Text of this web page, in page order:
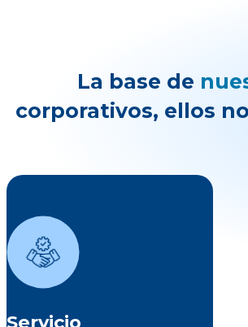
La base de
corporativos, ellos
Servicio
Asumimos con actitud y
el compromiso de
a los demás, brindando
nuestra ayuda de manera
oportuna sus intereses y